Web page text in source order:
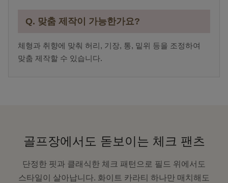
Q. 맞춤 제작이 가능한가요?
체형과 취향에 맞춰 허리, 기장, 통, 밑위 등을 조정하여
맞춤 제작할 수 있습니다.
골프장에서도 돋보이는 체크 팬츠
단정한 핏과 클래식한 체크 패턴으로 필드 위에서도
스타일이 살아납니다. 화이트 카라티 하나만 매치해도